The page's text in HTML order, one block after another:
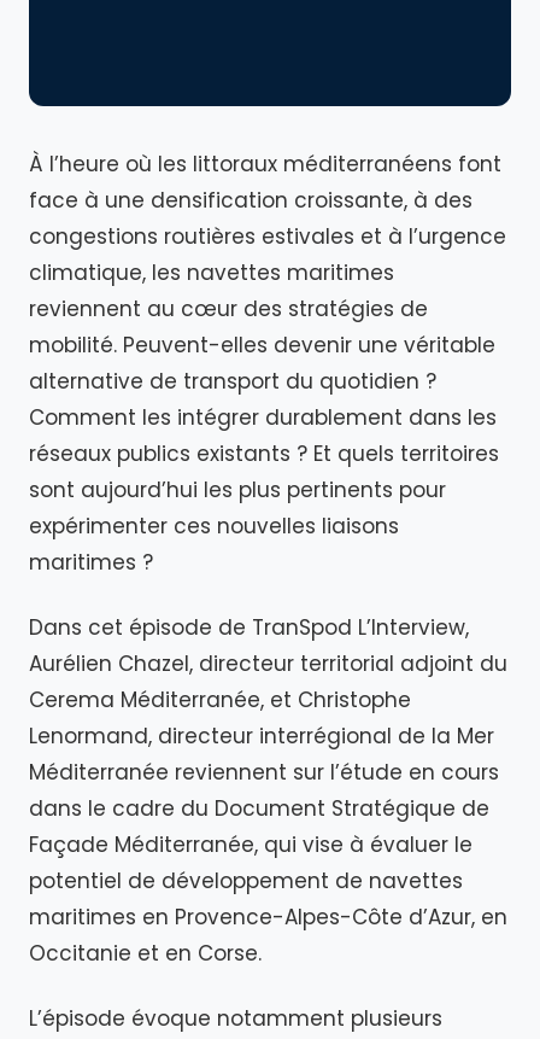
À l’heure où les littoraux méditerranéens font
face à une densification croissante, à des
congestions routières estivales et à l’urgence
climatique, les navettes maritimes
reviennent au cœur des stratégies de
mobilité. Peuvent-elles devenir une véritable
alternative de transport du quotidien ?
Comment les intégrer durablement dans les
réseaux publics existants ? Et quels territoires
sont aujourd’hui les plus pertinents pour
expérimenter ces nouvelles liaisons
maritimes ?
Dans cet épisode de TranSpod L’Interview,
Aurélien Chazel, directeur territorial adjoint du
Cerema Méditerranée, et Christophe
Lenormand, directeur interrégional de la Mer
Méditerranée reviennent sur l’étude en cours
dans le cadre du Document Stratégique de
Façade Méditerranée, qui vise à évaluer le
potentiel de développement de navettes
maritimes en Provence-Alpes-Côte d’Azur, en
Occitanie et en Corse.
L’épisode évoque notamment plusieurs